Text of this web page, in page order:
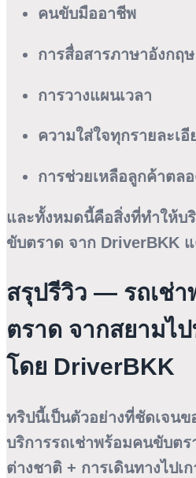
คนขับมืออาชีพ
การสื่อสารภาษาอังกฤษ
การวางแผนเวลา
ความใส่ใจทุกรายละเอี
การช่วยเหลือลูกค้าตล
และทั้งหมดนี้คือสิ่งที่ทำให้บ
ขับตราด จาก DriverBKK
สรุปรีวิว — รถเช่
ตราด จากสยามไ
โดย DriverBKK
ทริปนี้เป็นตัวอย่างที่ชัดเจนข
บริการรถเช่าพร้อมคนขับต
ต่างชาติ + การเดินทางไปเ